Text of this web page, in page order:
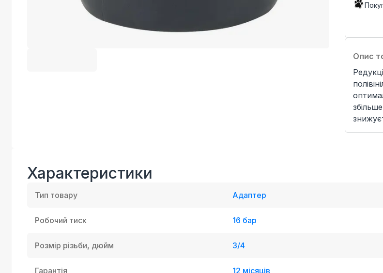
Опис
Характеристики
Тип товару Адаптер
Робочий тиск 16 бар
Розмір різьби, дюйм 3/4
Гарантія 12 місяців